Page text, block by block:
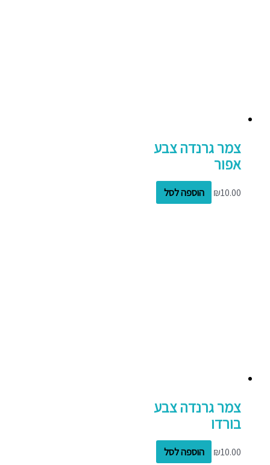
צמר גרנדה צבע
אפור
₪10.00 הוספה לסל
צמר גרנדה צבע
בורדו
₪10.00 הוספה לסל